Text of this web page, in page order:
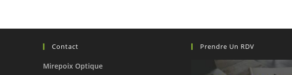
Contact
Mirepoix Optique
Prendre Un RDV